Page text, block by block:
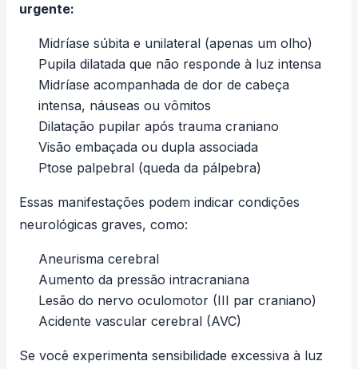
urgente:
Midríase súbita e unilateral (apenas um olho)
Pupila dilatada que não responde à luz intensa
Midríase acompanhada de dor de cabeça
intensa, náuseas ou vômitos
Dilatação pupilar após trauma craniano
Visão embaçada ou dupla associada
Ptose palpebral (queda da pálpebra)
Essas manifestações podem indicar condições
neurológicas graves, como:
Aneurisma cerebral
Aumento da pressão intracraniana
Lesão do nervo oculomotor (III par craniano)
Acidente vascular cerebral (AVC)
Se você experimenta sensibilidade excessiva à luz